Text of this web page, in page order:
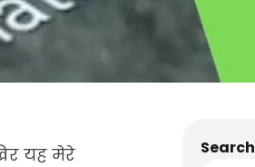
यह मेरे
Search